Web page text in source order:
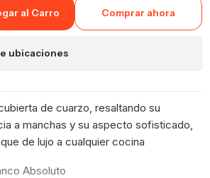
al Carro Comprar ahora
ubicaciones
de cuarzo, resaltando su
a manchas y su aspecto sofisticado,
de lujo a cualquier cocina
Absoluto